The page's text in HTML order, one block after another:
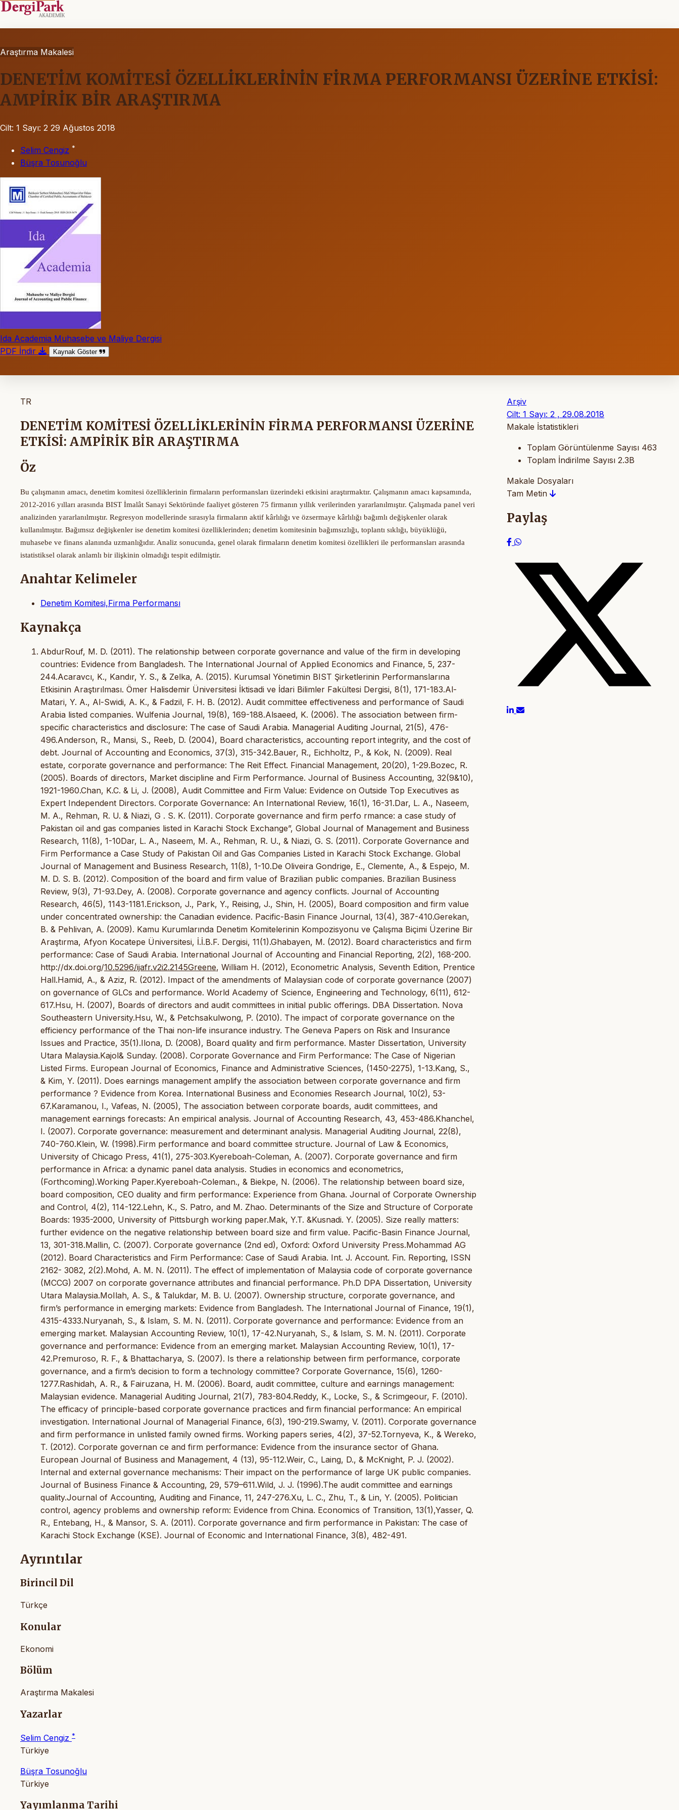
Araştırma Makalesi
DENETİM KOMİTESİ ÖZELLİKLERİNİN FİRMA PERFORMANSI ÜZERİNE ETKİSİ:
AMPİRİK BİR ARAŞTIRMA
Cilt: 1 Sayı: 2 29 Ağustos 2018
Selim Cengiz *
Büşra Tosunoğlu
Ida Academia Muhasebe ve Maliye Dergisi
PDF İndir
Kaynak Göster
TR
DENETİM KOMİTESİ ÖZELLİKLERİNİN FİRMA PERFORMANSI ÜZERİNE
ETKİSİ: AMPİRİK BİR ARAŞTIRMA
Öz
Bu çalışmanın amacı, denetim komitesi özelliklerinin firmaların performansları üzerindeki etkisini araştırmaktır. Çalışmanın amacı kapsamında,
2012-2016 yılları arasında BIST İmalât Sanayi Sektöründe faaliyet gösteren 75 firmanın yıllık verilerinden yararlanılmıştır. Çalışmada panel veri
analizinden yararlanılmıştır. Regresyon modellerinde sırasıyla firmaların aktif kârlılığı ve özsermaye kârlılığı bağımlı değişkenler olarak
kullanılmıştır. Bağımsız değişkenler ise denetim komitesi özelliklerinden; denetim komitesinin bağımsızlığı, toplantı sıklığı, büyüklüğü,
muhasebe ve finans alanında uzmanlığıdır. Analiz sonucunda, genel olarak firmaların denetim komitesi özellikleri ile performansları arasında
istatistiksel olarak anlamlı bir ilişkinin olmadığı tespit edilmiştir.
Anahtar Kelimeler
Denetim Komitesi,Firma Performansı
Kaynakça
AbdurRouf, M. D. (2011). The relationship between corporate governance and value of the firm in developing
countries: Evidence from Bangladesh. The International Journal of Applied Economics and Finance, 5, 237-
244.Acaravcı, K., Kandır, Y. S., & Zelka, A. (2015). Kurumsal Yönetimin BIST Şirketlerinin Performanslarına
Etkisinin Araştırılması. Ömer Halisdemir Üniversitesi İktisadi ve İdari Bilimler Fakültesi Dergisi, 8(1), 171-183.Al-
Matari, Y. A., Al-Swidi, A. K., & Fadzil, F. H. B. (2012). Audit committee effectiveness and performance of Saudi
Arabia listed companies. Wulfenia Journal, 19(8), 169-188.Alsaeed, K. (2006). The association between firm-
specific characteristics and disclosure: The case of Saudi Arabia. Managerial Auditing Journal, 21(5), 476-
496.Anderson, R., Mansi, S., Reeb, D. (2004), Board characteristics, accounting report integrity, and the cost of
debt. Journal of Accounting and Economics, 37(3), 315-342.Bauer, R., Eichholtz, P., & Kok, N. (2009). Real
estate, corporate governance and performance: The Reit Effect. Financial Management, 20(20), 1-29.Bozec, R.
(2005). Boards of directors, Market discipline and Firm Performance. Journal of Business Accounting, 32(9&10),
1921-1960.Chan, K.C. & Li, J. (2008), Audit Committee and Firm Value: Evidence on Outside Top Executives as
Expert Independent Directors. Corporate Governance: An International Review, 16(1), 16-31.Dar, L. A., Naseem,
M. A., Rehman, R. U. & Niazi, G . S. K. (2011). Corporate governance and firm perfo rmance: a case study of
Pakistan oil and gas companies listed in Karachi Stock Exchange”, Global Journal of Management and Business
Research, 11(8), 1-10Dar, L. A., Naseem, M. A., Rehman, R. U., & Niazi, G. S. (2011). Corporate Governance and
Firm Performance a Case Study of Pakistan Oil and Gas Companies Listed in Karachi Stock Exchange. Global
Journal of Management and Business Research, 11(8), 1-10.De Oliveira Gondrige, E., Clemente, A., & Espejo, M.
M. D. S. B. (2012). Composition of the board and firm value of Brazilian public companies. Brazilian Business
Review, 9(3), 71-93.Dey, A. (2008). Corporate governance and agency conflicts. Journal of Accounting
Research, 46(5), 1143-1181.Erickson, J., Park, Y., Reising, J., Shin, H. (2005), Board composition and firm value
under concentrated ownership: the Canadian evidence. Pacific-Basin Finance Journal, 13(4), 387-410.Gerekan,
B. & Pehlivan, A. (2009). Kamu Kurumlarında Denetim Komitelerinin Kompozisyonu ve Çalışma Biçimi Üzerine Bir
Araştırma, Afyon Kocatepe Üniversitesi, İ.İ.B.F. Dergisi, 11(1).Ghabayen, M. (2012). Board characteristics and firm
performance: Case of Saudi Arabia. International Journal of Accounting and Financial Reporting, 2(2), 168-200.
http://dx.doi.org/10.5296/ijafr.v2i2.2145Greene, William H. (2012), Econometric Analysis, Seventh Edition, Prentice
Hall.Hamid, A., & Aziz, R. (2012). Impact of the amendments of Malaysian code of corporate governance (2007)
on governance of GLCs and performance. World Academy of Science, Engineering and Technology, 6(11), 612-
617.Hsu, H. (2007), Boards of directors and audit committees in initial public offerings. DBA Dissertation. Nova
Southeastern University.Hsu, W., & Petchsakulwong, P. (2010). The impact of corporate governance on the
efficiency performance of the Thai non-life insurance industry. The Geneva Papers on Risk and Insurance
Issues and Practice, 35(1).Ilona, D. (2008), Board quality and firm performance. Master Dissertation, University
Utara Malaysia.Kajol& Sunday. (2008). Corporate Governance and Firm Performance: The Case of Nigerian
Listed Firms. European Journal of Economics, Finance and Administrative Sciences, (1450-2275), 1-13.Kang, S.,
& Kim, Y. (2011). Does earnings management amplify the association between corporate governance and firm
performance ? Evidence from Korea. International Business and Economies Research Journal, 10(2), 53-
67.Karamanou, I., Vafeas, N. (2005), The association between corporate boards, audit committees, and
management earnings forecasts: An empirical analysis. Journal of Accounting Research, 43, 453-486.Khanchel,
I. (2007). Corporate governance: measurement and determinant analysis. Managerial Auditing Journal, 22(8),
740-760.Klein, W. (1998).Firm performance and board committee structure. Journal of Law & Economics,
University of Chicago Press, 41(1), 275-303.Kyereboah-Coleman, A. (2007). Corporate governance and firm
performance in Africa: a dynamic panel data analysis. Studies in economics and econometrics,
(Forthcoming).Working Paper.Kyereboah-Coleman., & Biekpe, N. (2006). The relationship between board size,
board composition, CEO duality and firm performance: Experience from Ghana. Journal of Corporate Ownership
and Control, 4(2), 114-122.Lehn, K., S. Patro, and M. Zhao. Determinants of the Size and Structure of Corporate
Boards: 1935-2000, University of Pittsburgh working paper.Mak, Y.T. &Kusnadi. Y. (2005). Size really matters:
further evidence on the negative relationship between board size and firm value. Pacific-Basin Finance Journal,
13, 301-318.Mallin, C. (2007). Corporate governance (2nd ed), Oxford: Oxford University Press.Mohammad AG
(2012). Board Characteristics and Firm Performance: Case of Saudi Arabia. Int. J. Account. Fin. Reporting, ISSN
2162- 3082, 2(2).Mohd, A. M. N. (2011). The effect of implementation of Malaysia code of corporate governance
(MCCG) 2007 on corporate governance attributes and financial performance. Ph.D DPA Dissertation, University
Utara Malaysia.MoIlah, A. S., & Talukdar, M. B. U. (2007). Ownership structure, corporate governance, and
firm’s performance in emerging markets: Evidence from Bangladesh. The International Journal of Finance, 19(1),
4315-4333.Nuryanah, S., & Islam, S. M. N. (2011). Corporate governance and performance: Evidence from an
emerging market. Malaysian Accounting Review, 10(1), 17-42.Nuryanah, S., & Islam, S. M. N. (2011). Corporate
governance and performance: Evidence from an emerging market. Malaysian Accounting Review, 10(1), 17-
42.Premuroso, R. F., & Bhattacharya, S. (2007). Is there a relationship between firm performance, corporate
governance, and a firm’s decision to form a technology committee? Corporate Governance, 15(6), 1260-
1277.Rashidah, A. R., & Fairuzana, H. M. (2006). Board, audit committee, culture and earnings management:
Malaysian evidence. Managerial Auditing Journal, 21(7), 783-804.Reddy, K., Locke, S., & Scrimgeour, F. (2010).
The efficacy of principle-based corporate governance practices and firm financial performance: An empirical
investigation. International Journal of Managerial Finance, 6(3), 190-219.Swamy, V. (2011). Corporate governance
and firm performance in unlisted family owned firms. Working papers series, 4(2), 37-52.Tornyeva, K., & Wereko,
T. (2012). Corporate governan ce and firm performance: Evidence from the insurance sector of Ghana.
European Journal of Business and Management, 4 (13), 95-112.Weir, C., Laing, D., & McKnight, P. J. (2002).
Internal and external governance mechanisms: Their impact on the performance of large UK public companies.
Journal of Business Finance & Accounting, 29, 579–611.Wild, J. J. (1996).The audit committee and earnings
quality.Journal of Accounting, Auditing and Finance, 11, 247-276.Xu, L. C., Zhu, T., & Lin, Y. (2005). Politician
control, agency problems and ownership reform: Evidence from China. Economics of Transition, 13(1),Yasser, Q.
R., Entebang, H., & Mansor, S. A. (2011). Corporate governance and firm performance in Pakistan: The case of
Karachi Stock Exchange (KSE). Journal of Economic and International Finance, 3(8), 482-491.
Ayrıntılar
Birincil Dil
Türkçe
Konular
Ekonomi
Bölüm
Araştırma Makalesi
Yazarlar
Selim Cengiz *
Türkiye
Büşra Tosunoğlu
Türkiye
Yayımlanma Tarihi
Arşiv
Cilt: 1 Sayı: 2 , 29.08.2018
Makale İstatistikleri
Toplam Görüntülenme Sayısı 463
Toplam İndirilme Sayısı 2.3B
Makale Dosyaları
Tam Metin
Paylaş